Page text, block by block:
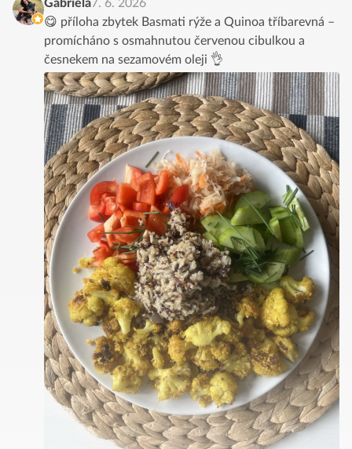
Gabriela7. 6. 2026
😋 příloha zbytek Basmati rýže a Quinoa tříbarevná –
promícháno s osmahnutou červenou cibulkou a
česnekem na sezamovém oleji 👌